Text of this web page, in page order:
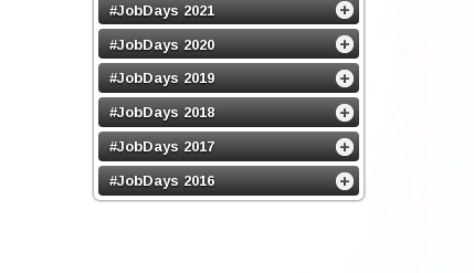
#JobDays 2021
#JobDays 2020
#JobDays 2019
#JobDays 2018
#JobDays 2017
#JobDays 2016